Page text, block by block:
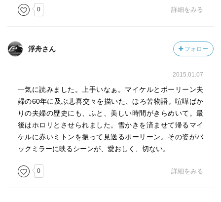
0 詳細をみる
浮舟さん フォロー
2015.01.07
一気に読みました。上手いなぁ。マイケルとポーリーン夫
婦の60年に及ぶ悲喜交々を描いた、ほろ苦物語。喧嘩ばか
りの夫婦の歴史にも、ふと、美しい時間がきらめいて。最
後はホロリとさせられました。雪かきを済ませて帰るマイ
ケルに赤いミトンを振って見送るポーリーン。その姿がバ
ックミラーに映るシーンが、愛おしく、切ない。
0 詳細をみる